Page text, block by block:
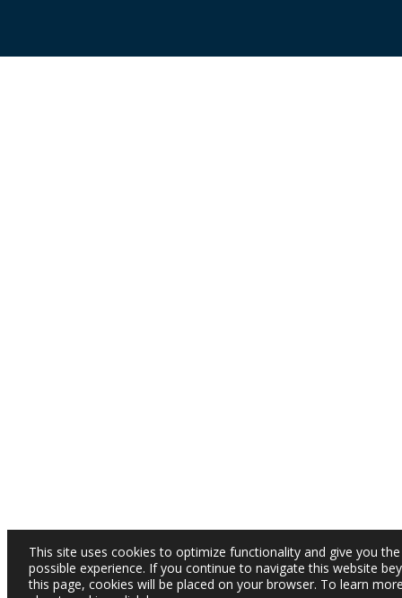
This site uses cookies to optimize functionality and give you
possible experience. If you continue to navigate this website
this page, cookies will be placed on your browser. To learn